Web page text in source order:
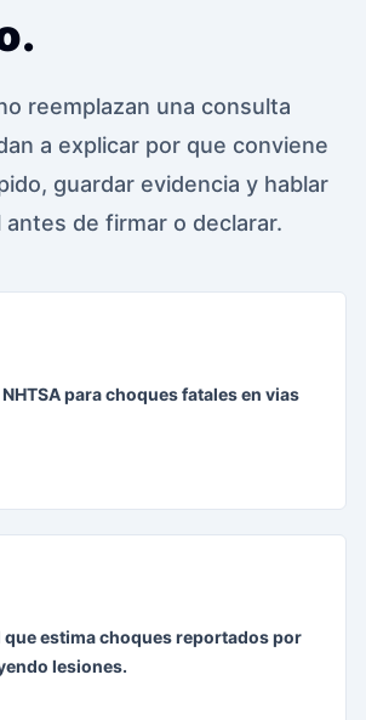
reemplazan una consulta
a explicar por que conviene
guardar evidencia y hablar
de firmar o declarar.
para choques fatales en vias
que estima choques reportados por
lesiones.